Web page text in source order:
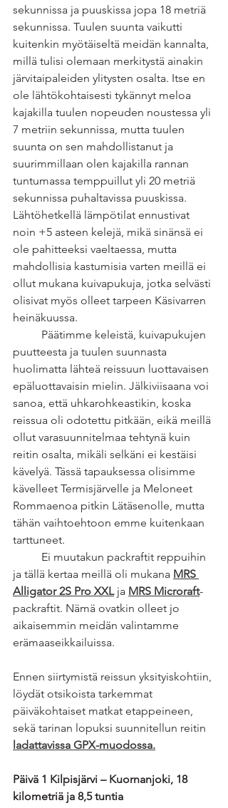
sekunnissa ja puuskissa jopa 18 metriä
sekunnissa. Tuulen suunta vaikutti
kuitenkin myötäiseltä meidän kannalta,
millä tulisi olemaan merkitystä ainakin
järvitaipaleiden ylitysten osalta. Itse en
ole lähtökohtaisesti tykännyt meloa
kajakilla tuulen nopeuden noustessa yli
7 metriin sekunnissa, mutta tuulen
suunta on sen mahdollistanut ja
suurimmillaan olen kajakilla rannan
tuntumassa temppuillut yli 20 metriä
sekunnissa puhaltavissa puuskissa.
Lähtöhetkellä lämpötilat ennustivat
noin +5 asteen kelejä, mikä sinänsä ei
ole pahitteeksi vaeltaessa, mutta
mahdollisia kastumisia varten meillä ei
ollut mukana kuivapukuja, jotka selvästi
olisivat myös olleet tarpeen Käsivarren
heinäkuussa.
puutteesta ja tuulen suunnasta
huolimatta lähteä reissuun luottavaisen
epäluottavaisin mielin. Jälkiviisaana voi
sanoa, että uhkarohkeastikin, koska
reissua oli odotettu pitkään, eikä meillä
ollut varasuunnitelmaa tehtynä kuin
reitin osalta, mikäli selkäni ei kestäisi
kävelyä. Tässä tapauksessa olisimme
kävelleet Termisjärvelle ja Meloneet
Rommaenoa pitkin Lätäsenolle, mutta
tähän vaihtoehtoon emme kuitenkaan
tarttuneet.
ja tällä kertaa meillä oli mukana MRS
Alligator 2S Pro XXL ja MRS Microraft-
packraftit. Nämä ovatkin olleet jo
aikaisemmin meidän valintamme
erämaaseikkailuissa.
Ennen siirtymistä reissun yksityiskohtiin,
löydät otsikoista tarkemmat
päiväkohtaiset matkat etappeineen,
sekä tarinan lopuksi suunnitellun reitin
ladattavissa GPX-muodossa.
Päivä 1 Kilpisjärvi – Kuornanjoki, 18
kilometriä ja 8,5 tuntia